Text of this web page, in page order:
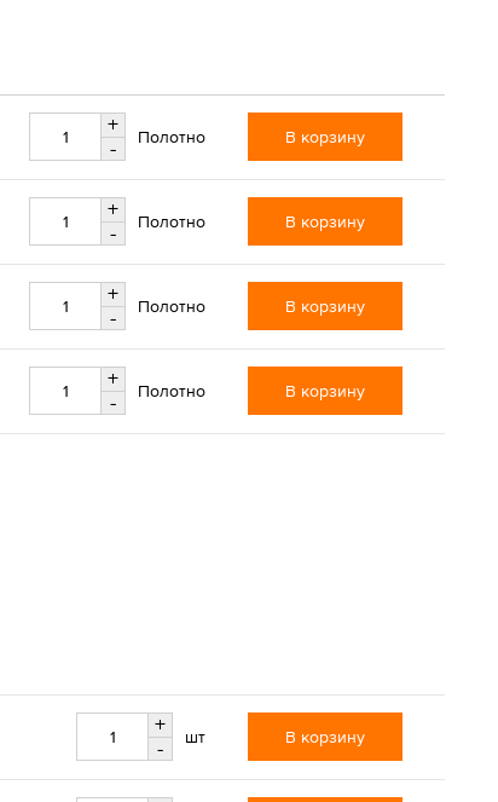
+
-
Полотно В корзину
+
-
Полотно В корзину
+
-
Полотно В корзину
+
-
Полотно В корзину
+
-
шт В корзину